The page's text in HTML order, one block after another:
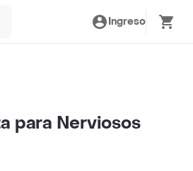
Ingreso
para Nerviosos